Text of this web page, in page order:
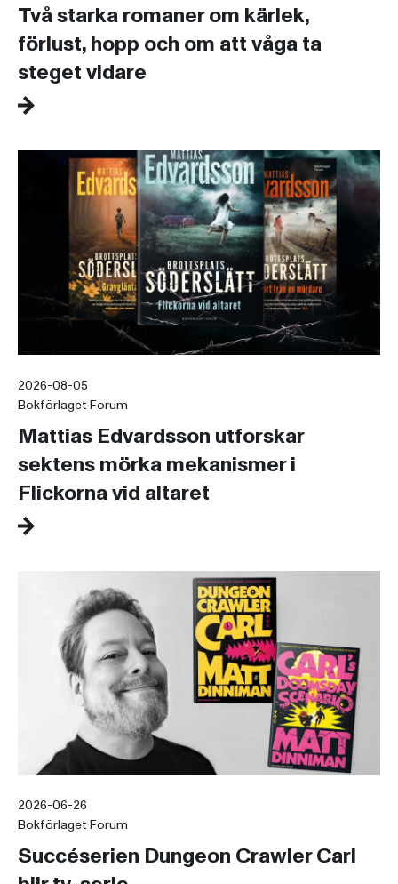
Två starka romaner om kärlek,
förlust, hopp och om att våga ta
steget vidare
2026-08-05
Bokförlaget Forum
Mattias Edvardsson utforskar
sektens mörka mekanismer i
Flickorna vid altaret
2026-06-26
Bokförlaget Forum
Succéserien Dungeon Crawler Carl